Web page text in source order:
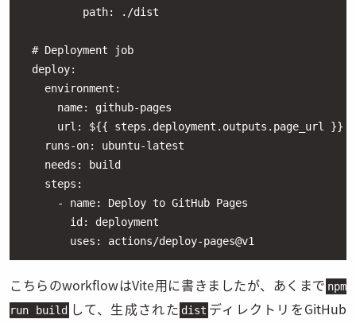
          path: ./dist
  # Deployment job
  deploy:
    environment:
      name: github-pages
      url: ${{ steps.deployment.outputs.page_url }}
    runs-on: ubuntu-latest
    needs: build
    steps:
      - name: Deploy to GitHub Pages
        id: deployment
こちらのworkflowはVite用に書きましたが、あくまで npm
run build して、生成された distディレクトリをGitHub